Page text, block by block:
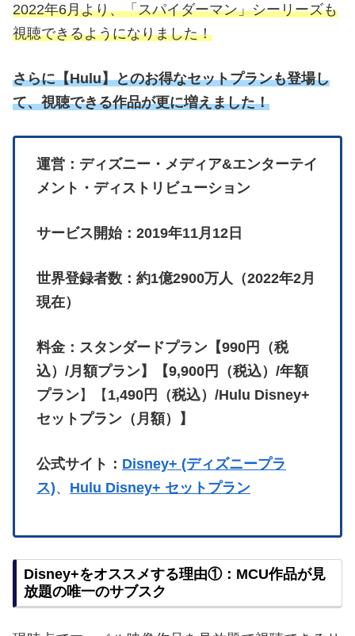
2022年6月より、「スパイダーマン」シーリーズも
視聴できるようになりました！
さらに【Hulu】とのお得なセットプランも登場し
て、視聴できる作品が更に増えました！
運営：ディズニー・メディア&エンターテイ
メント・ディストリビューション
サービス開始：2019年11月12日
世界登録者数：約1億2900万人（2022年2月
現在）
料金：スタンダードプラン【990円（税
込）/月額プラン】【9,900円（税込）/年額
プラン】【 1,490円（税込）/Hulu Disney+
セットプラン（月額）】
公式サイト： Disney+ (ディズニープラ
ス)、 Hulu Disney+ セットプラン
Disney+をオススメする理由①：MCU作品が見
放題の唯一のサブスク